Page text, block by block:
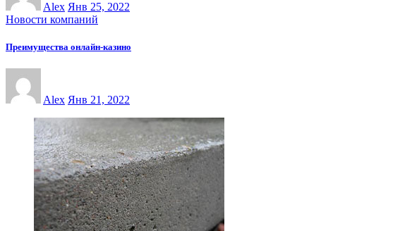
Alex Янв 25, 2022
Новости компаний
Преимущества онлайн-казинo
Alex Янв 21, 2022